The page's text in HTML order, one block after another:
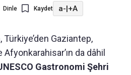
Dinle Kaydet a-|+A
Türkiye’den Gaziantep,
Afyonkarahisar’ın da dâhil
Gastronomi Şehri